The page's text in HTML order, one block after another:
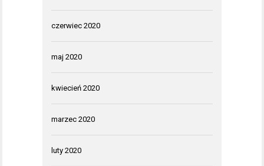
czerwiec 2020
maj 2020
kwiecień 2020
marzec 2020
luty 2020